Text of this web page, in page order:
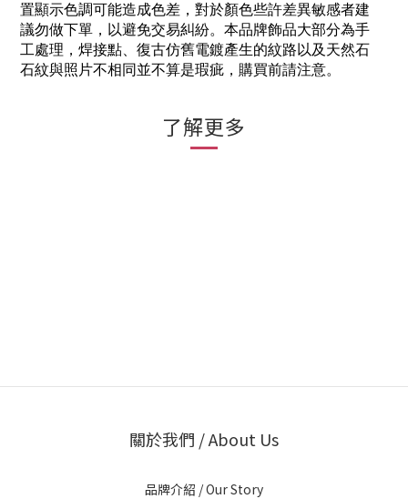
置顯示色調可能造成色差，對於顏色些許差異敏感者建
議勿做下單，以避免交易糾紛。本品牌飾品大部分為手
工處理，焊接點、復古仿舊電鍍產生的紋路以及天然石
石紋與照片不相同並不算是瑕疵，購買前請注意。
了解更多
關於我們 / About Us
品牌介紹 / Our Story